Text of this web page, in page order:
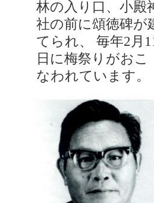
林の入り口、小殿
社の前に頌徳碑が
てられ、 毎年2月
日に梅祭りがおこ
なわれています。